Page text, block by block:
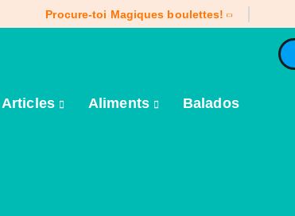
Procure-toi Magiques boulettes!
Articles Aliments Balados